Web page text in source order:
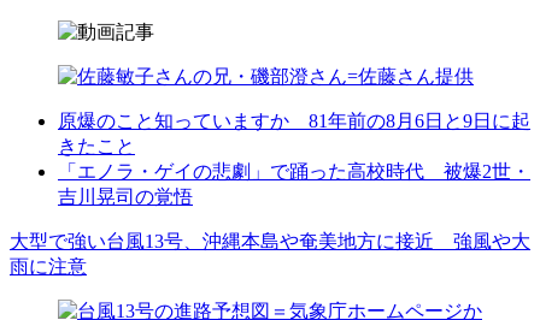
原爆のこと知っていますか 81年前の8月6日と9日に起
きたこと
「エノラ・ゲイの悲劇」で踊った高校時代 被爆2世・
吉川晃司の覚悟
大型で強い台風13号、沖縄本島や奄美地方に接近 強風や大
雨に注意